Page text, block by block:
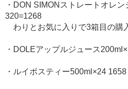
・DON SIMONストレートオレ
320=1268
わりとお気に入りで3箱目の購
・DOLEアップルジュース
・ルイボスティー500ml×24 1658